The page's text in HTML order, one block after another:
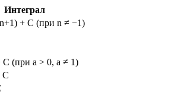
Интеграл
+ C (при n ≠ −1)
C (при a > 0, a ≠ 1)
C